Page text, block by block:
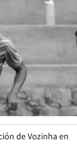
de Vozinha en